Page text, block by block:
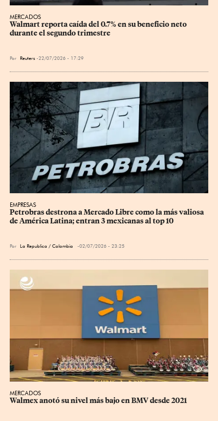
MERCADOS
Walmart reporta caída del 0.7% en su beneficio neto
durante el segundo trimestre
Por Reuters 22/07/2026 - 17:29
EMPRESAS
Petrobras destrona a Mercado Libre como la más valiosa
de América Latina; entran 3 mexicanas al top 10
Por La Republica / Colombia 02/07/2026 - 23:25
MERCADOS
Walmex anotó su nivel más bajo en BMV desde 2021